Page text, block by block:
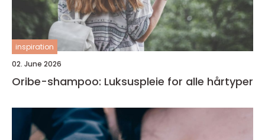
inspiration
02. June 2026
Oribe-shampoo: Luksuspleie for alle hårtyper